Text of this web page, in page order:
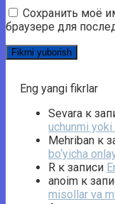
Сохранить моё
браузере для
Eng yangi fikrlar
Sevara к
uchunmi
Mehriban к
bo‘yicha
R к записи
anoim к
misollar va